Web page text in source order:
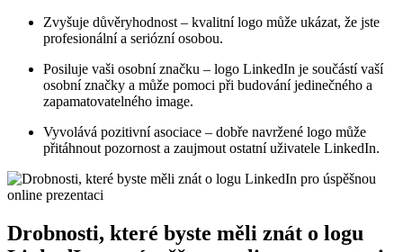
Zvyšuje důvěryhodnost – kvalitní logo může ukázat, že jste
profesionální a seriózní osobou.
Posiluje vaši osobní značku – logo LinkedIn je součástí vaší
osobní značky a může pomoci při budování jedinečného a
zapamatovatelného image.
Vyvolává pozitivní asociace – dobře navržené logo může
přitáhnout pozornost a zaujmout ostatní uživatele LinkedIn.
Drobnosti, které byste měli znát o logu